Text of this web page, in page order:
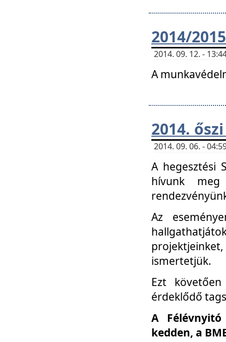
2014/
2014. 09. 12. -
A
2014.
2014. 09. 06. -
A hegesztési
hívunk
Az
ismertetjük.
Ezt
érdeklődő
A
kedden, a